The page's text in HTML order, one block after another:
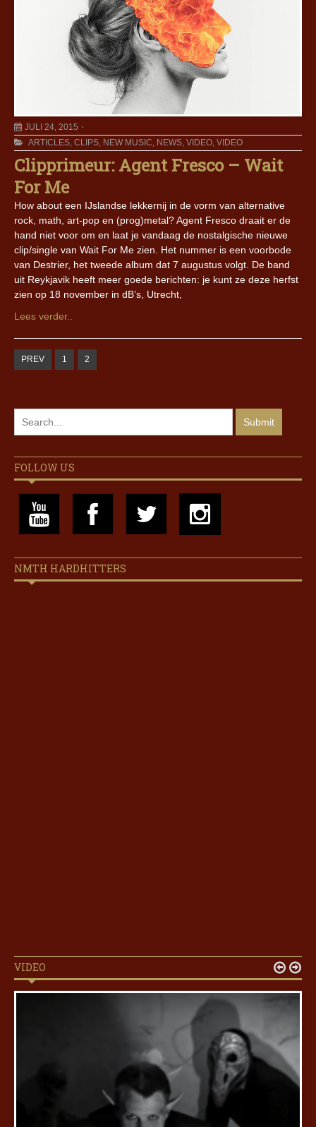
JULI 24, 2015
ARTICLES, CLIPS, NEW MUSIC, NEWS, VIDEO, VIDEO
Clipprimeur: Agent Fresco – Wait
For Me
How about een IJslandse lekkernij in de vorm van alternative
rock, math, art-pop en (prog)metal? Agent Fresco draait er de
hand niet voor om en laat je vandaag de nostalgische nieuwe
clip/single van Wait For Me zien. Het nummer is een voorbode
van Destrier, het tweede album dat 7 augustus volgt. De band
uit Reykjavik heeft meer goede berichten: je kunt ze deze herfst
zien op 18 november in dB’s, Utrecht,
Lees verder..
PREV 1 2
FOLLOW US
NMTH HARDHITTERS
VIDEO  